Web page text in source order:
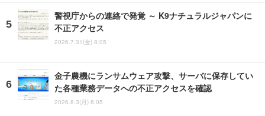
警視庁からの連絡で発覚 ～ K9ナチュラルジャパンに
不正アクセス
2026.7.31(金) 8:05
金子農機にランサムウェア攻撃、サーバに保存してい
た各種業務データへの不正アクセスを確認
2026.8.3(月) 8:05